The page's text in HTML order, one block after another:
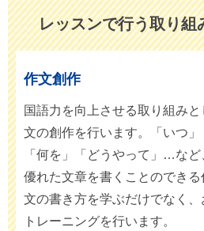
レッスンで行う取り組
作文創作
国語力を向上させる取り組み
文の創作を行います。「いつ」
「何を」「どうやって」…など
優れた文章を書くことのでき
文の書き方を学ぶだけでなく、
トレーニングを行います。